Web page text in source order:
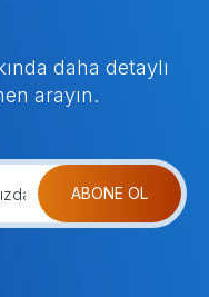
daha detaylı
arayın.
ABONE OL